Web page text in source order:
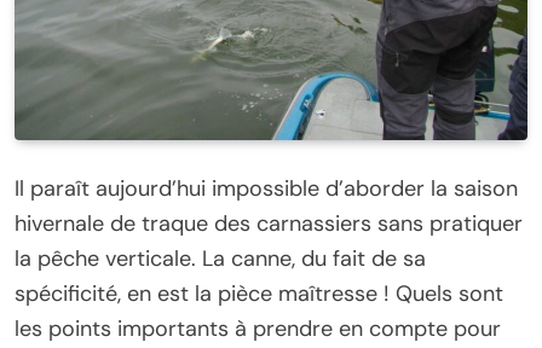
Il paraît aujourd’hui impossible d’aborder la saison
hivernale de traque des carnassiers sans pratiquer
la pêche verticale. La canne, du fait de sa
spécificité, en est la pièce maîtresse ! Quels sont
les points importants à prendre en compte pour